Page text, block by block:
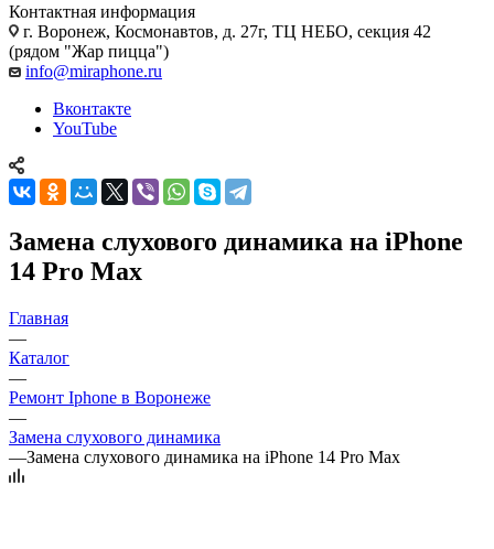
Контактная информация
г. Воронеж, Космонавтов, д. 27г, ТЦ НЕБО, секция 42
(рядом "Жар пицца")
info@miraphone.ru
Вконтакте
YouTube
Замена слухового динамика на iPhone
14 Pro Max
Главная
—
Каталог
—
Ремонт Iphone в Воронеже
—
Замена слухового динамика
—Замена слухового динамика на iPhone 14 Pro Max